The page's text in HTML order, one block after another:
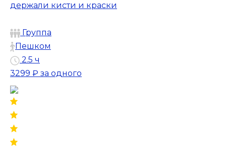
держали кисти и краски
Группа
Пешком
2.5 ч
3299 ₽ за одного